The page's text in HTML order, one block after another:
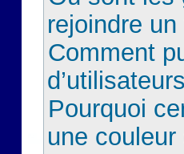
rejoindre un
Comment
Pourquoi
une